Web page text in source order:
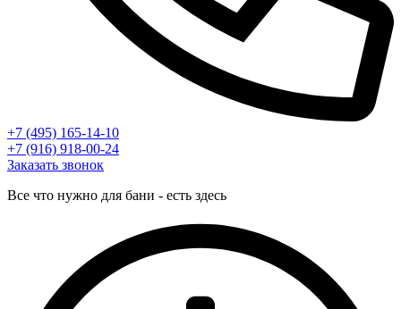
+7 (495) 165-14-10
+7 (916) 918-00-24
Заказать звонок
Все что нужно для бани - есть здесь